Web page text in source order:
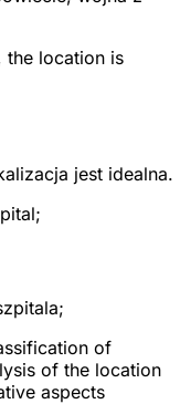
the location is
jest idealna.
of
of the location
aspects